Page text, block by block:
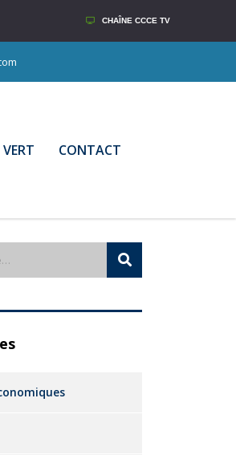
CHAÎNE CCCE TV
CONTACT